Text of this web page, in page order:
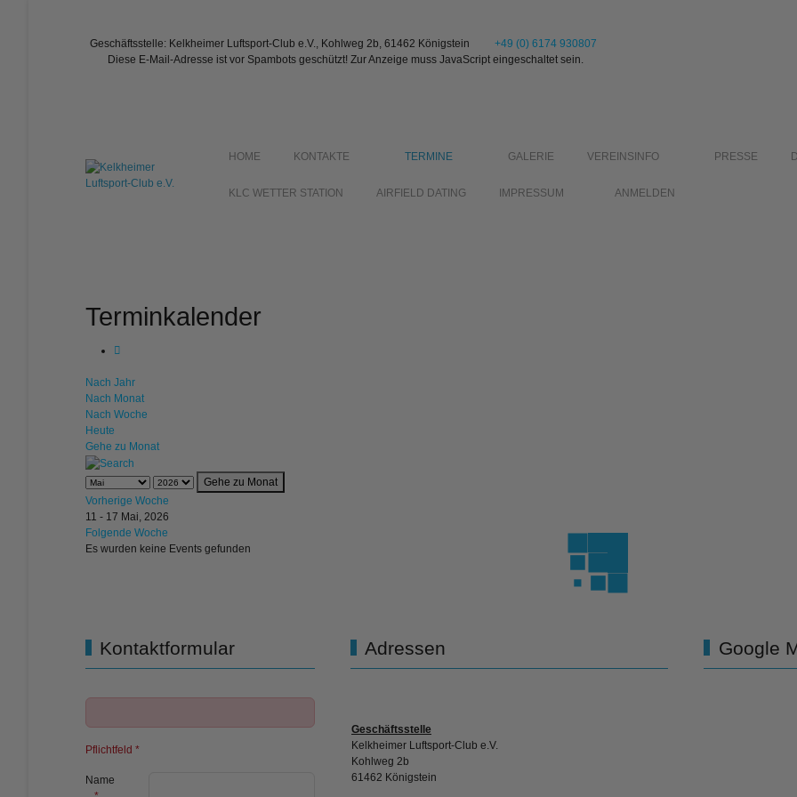
Geschäftsstelle: Kelkheimer Luftsport-Club e.V., Kohlweg 2b, 61462 Königstein
+49 (0) 6174 930807
Diese E-Mail-Adresse ist vor Spambots geschützt! Zur Anzeige muss JavaScript eingeschaltet sein.
HOME KONTAKTE TERMINE GALERIE VEREINSINFO PRESSE
KLC WETTER STATION AIRFIELD DATING IMPRESSUM ANMELDEN
Terminkalender
Nach Jahr
Nach Monat
Nach Woche
Heute
Gehe zu Monat
Gehe zu Monat
Vorherige Woche
11 - 17 Mai, 2026
Folgende Woche
Es wurden keine Events gefunden
Kontaktformular
Pflichtfeld *
Name
Adressen
Geschäftsstelle
Kelkheimer Luftsport-Club e.V.
Kohlweg 2b
61462 Königstein
Google